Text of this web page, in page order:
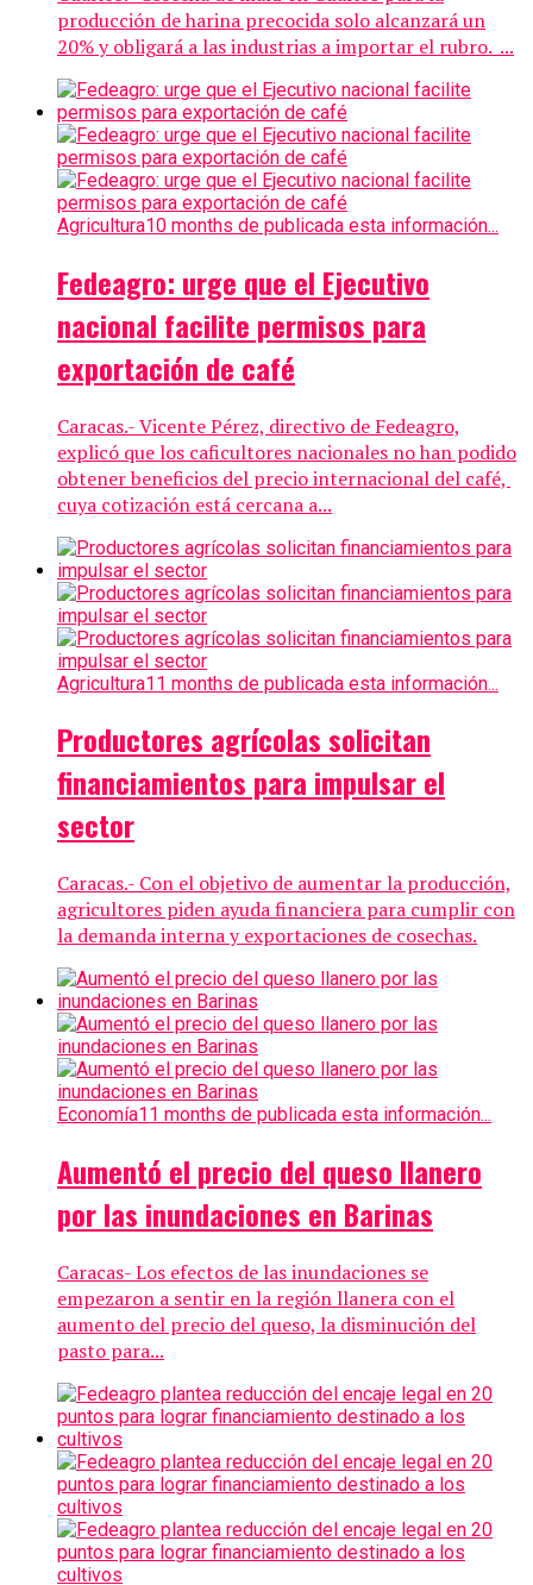
producción de harina precocida solo alcanzará un
20% y obligará a las industrias a importar el rubro. ...
Agricultura10 months de publicada esta información...
Fedeagro: urge que el Ejecutivo
nacional facilite permisos para
exportación de café
Caracas.- Vicente Pérez, directivo de Fedeagro,
explicó que los caficultores nacionales no han podido
obtener beneficios del precio internacional del café,
cuya cotización está cercana a...
Agricultura11 months de publicada esta información...
Productores agrícolas solicitan
financiamientos para impulsar el
sector
Caracas.- Con el objetivo de aumentar la producción,
agricultores piden ayuda financiera para cumplir con
la demanda interna y exportaciones de cosechas.
Economía11 months de publicada esta información...
Aumentó el precio del queso llanero
por las inundaciones en Barinas
Caracas- Los efectos de las inundaciones se
empezaron a sentir en la región llanera con el
aumento del precio del queso, la disminución del
pasto para...